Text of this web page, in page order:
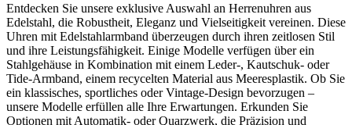
Entdecken Sie unsere exklusive Auswahl an Herrenuhren aus
Edelstahl, die Robustheit, Eleganz und Vielseitigkeit vereinen. Diese
Uhren mit Edelstahlarmband überzeugen durch ihren zeitlosen Stil
und ihre Leistungsfähigkeit. Einige Modelle verfügen über ein
Stahlgehäuse in Kombination mit einem Leder-, Kautschuk- oder
Tide-Armband, einem recycelten Material aus Meeresplastik. Ob Sie
ein klassisches, sportliches oder Vintage-Design bevorzugen –
unsere Modelle erfüllen alle Ihre Erwartungen. Erkunden Sie
Optionen mit Automatik- oder Quarzwerk, die Präzision und